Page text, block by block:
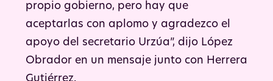
propio gobierno, pero hay que
aceptarlas con aplomo y agradezco el
apoyo del secretario Urzúa”, dijo López
Obrador en un mensaje junto con Herrera
Gutiérrez.